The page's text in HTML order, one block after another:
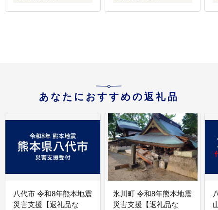
まいも サツマイモ 感動
ーム
あなたにおすすめの返礼品
八代市 令和8年熊本地震
災害支援【返礼品な
氷川町 令和8年熊本地震
災害支援【返礼品な